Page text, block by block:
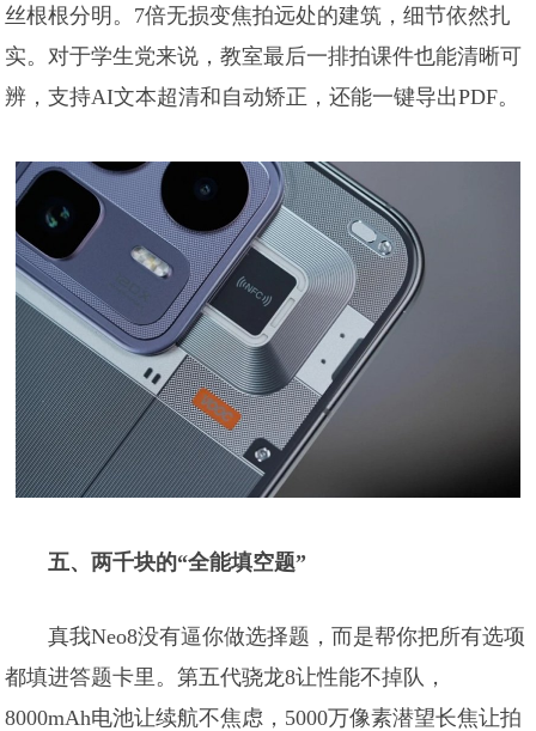
丝根根分明。7倍无损变焦拍远处的建筑，细节依然扎
实。对于学生党来说，教室最后一排拍课件也能清晰可
辨，支持AI文本超清和自动矫正，还能一键导出PDF。
五、两千块的“全能填空题”
真我Neo8没有逼你做选择题，而是帮你把所有选项
都填进答题卡里。第五代骁龙8让性能不掉队，
8000mAh电池让续航不焦虑，5000万像素潜望长焦让拍